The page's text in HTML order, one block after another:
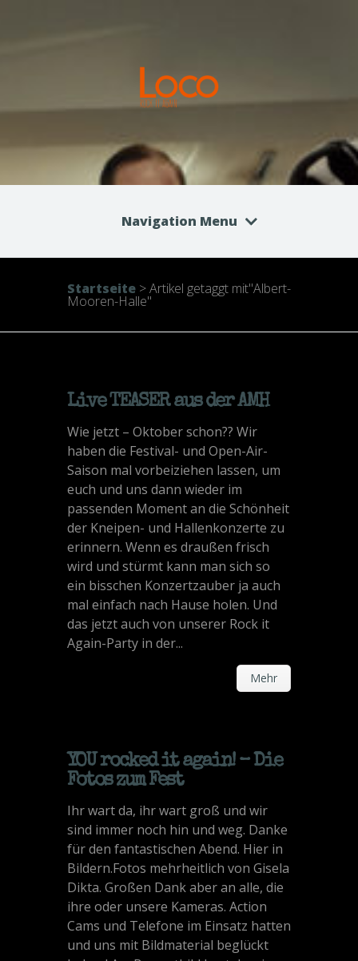
Navigation Menu
Startseite >Artikel getaggt mit"Albert-
Mooren-Halle"
Live TEASER aus der AMH
Wie jetzt – Oktober schon?? Wir
haben die Festival- und Open-Air-
Saison mal vorbeiziehen lassen, um
euch und uns dann wieder im
passenden Moment an die Schönheit
der Kneipen- und Hallenkonzerte zu
erinnern. Wenn es draußen frisch
wird und stürmt kann man sich so
ein bisschen Konzertzauber ja auch
mal einfach nach Hause holen. Und
das jetzt auch von unserer Rock it
Again-Party in der...
Mehr
YOU rocked it again! – Die
Fotos zum Fest
Ihr wart da, ihr wart groß und wir
sind immer noch hin und weg. Danke
für den fantastischen Abend. Hier in
Bildern.Fotos mehrheitlich von Gisela
Dikta. Großen Dank aber an alle, die
ihre oder unsere Kameras. Action
Cams und Telefone im Einsatz hatten
und uns mit Bildmaterial beglückt